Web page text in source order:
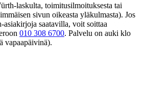
laskulta, toimitusilmoituksesta tai
sivun oikeasta yläkulmasta). Jos
saatavilla, voit soittaa
010 308 6700. Palvelu on auki klo
vapaapäivinä).